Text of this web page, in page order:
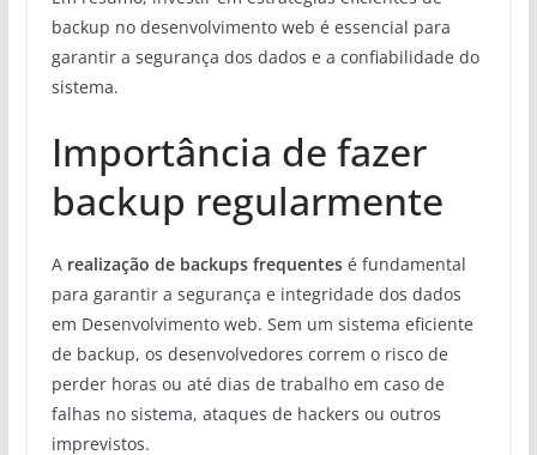
backup no desenvolvimento web é essencial para
garantir a segurança dos dados e a confiabilidade do
sistema.
Importância de fazer
backup regularmente
A realização de backups frequentesé fundamental
para garantir a segurança e integridade dos dados
em Desenvolvimento web. Sem um sistema eficiente
de backup, os desenvolvedores correm o risco de
perder horas ou até dias de trabalho em caso de
falhas no sistema, ataques de hackers ou outros
imprevistos.